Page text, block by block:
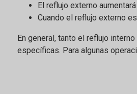
El reflujo externo
Cuando el reflujo externo
En general, tanto el reflujo
específicas. Para algunas